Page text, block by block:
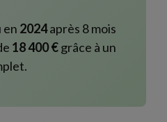
en 2024après 8 mois
18 400 €grâce à un